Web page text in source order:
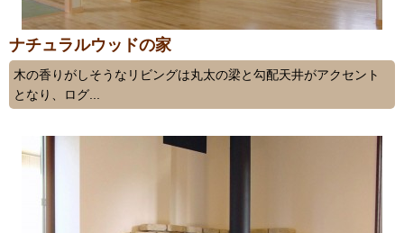
ナチュラルウッドの家
木の香りがしそうなリビングは丸太の梁と勾配天井がアクセント
となり、ログ...